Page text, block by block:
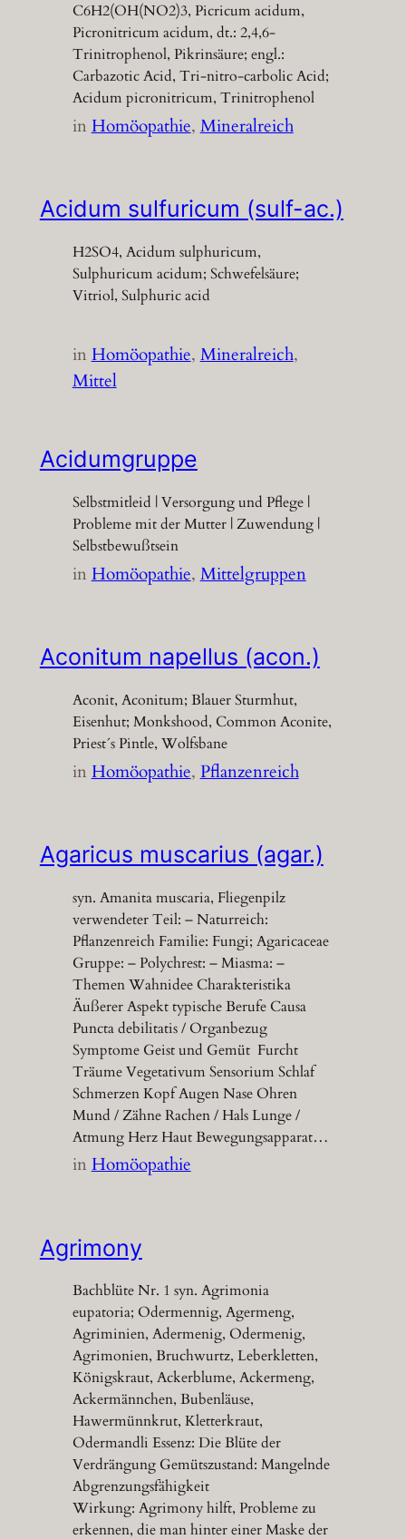
C6H2(OH(NO2)3, Picricum acidum,
Picronitricum acidum, dt.: 2,4,6-
Trinitrophenol, Pikrinsäure; engl.:
Carbazotic Acid, Tri-nitro-carbolic Acid;
Acidum picronitricum, Trinitrophenol
inHomöopathie, Mineralreich
Acidum sulfuricum (sulf-ac.)
H2SO4, Acidum sulphuricum,
Sulphuricum acidum; Schwefelsäure;
Vitriol, Sulphuric acid
inHomöopathie, Mineralreich
Mittel
Acidumgruppe
Selbstmitleid | Versorgung und Pflege |
Probleme mit der Mutter | Zuwendung |
Selbstbewußtsein
inHomöopathie, Mittelgruppen
Aconitum napellus (acon.)
Aconit, Aconitum; Blauer Sturmhut,
Eisenhut; Monkshood, Common Aconite,
Priest´s Pintle, Wolfsbane
inHomöopathie, Pflanzenreich
Agaricus muscarius (agar.)
syn. Amanita muscaria, Fliegenpilz
verwendeter Teil: – Naturreich:
Pflanzenreich Familie: Fungi; Agaricaceae
Gruppe: – Polychrest: – Miasma: –
Themen Wahnidee Charakteristika
Äußerer Aspekt typische Berufe Causa
Puncta debilitatis / Organbezug
Symptome Geist und Gemüt Furcht
Träume Vegetativum Sensorium Schlaf
Schmerzen Kopf Augen Nase Ohren
Mund / Zähne Rachen / Hals Lunge /
Atmung Herz Haut Bewegungsapparat…
inHomöopathie
Agrimony
Bachblüte Nr. 1 syn. Agrimonia
eupatoria; Odermennig, Agermeng,
Agriminien, Adermenig, Odermenig,
Agrimonien, Bruchwurtz, Leberkletten,
Königskraut, Ackerblume, Ackermeng,
Ackermännchen, Bubenläuse,
Hawermünnkrut, Kletterkraut,
Odermandli Essenz: Die Blüte der
Verdrängung Gemütszustand: Mangelnde
Abgrenzungsfähigkeit
Wirkung: Agrimony hilft, Probleme zu
erkennen, die man hinter einer Maske der